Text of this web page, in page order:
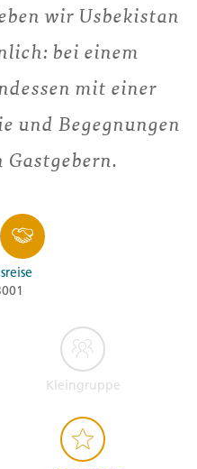
wir Usbekistan
bei einem
mit einer
und Begegnungen
Kleingruppe